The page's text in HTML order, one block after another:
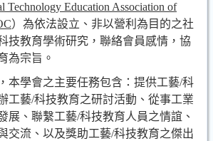
Technology Education Association of
）為依法設立、非以營利為目的之社
技教育學術研究，聯絡會員感情，協
為宗旨。
本學會之主要任務包含：提供工藝/科
工藝/科技教育之研討活動、從事工業
展、聯繫工藝/科技教育人員之情誼、
交流、以及獎助工藝/科技教育之傑出